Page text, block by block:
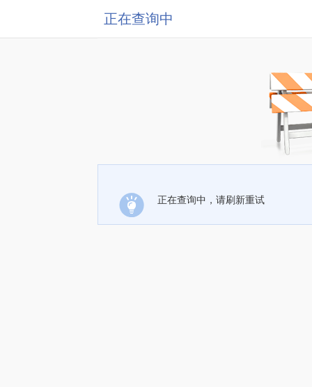
正在查询中
正在查询中，请刷新重试